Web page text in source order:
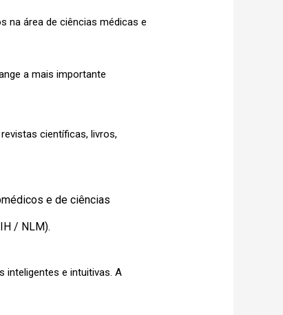
na área de ciências médicas e
a mais importante
revistas científicas, livros,
e de ciências
/ NLM).
inteligentes e intuitivas. A